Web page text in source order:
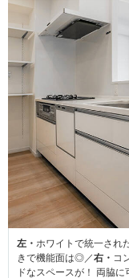
左・ ホワイトで統一され
きで機能面は◎／右・ コ
ドなスペースが！ 両脇